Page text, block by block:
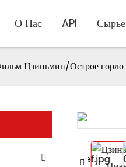
О Нас API Сырье
Цзиньмин/Острое горло